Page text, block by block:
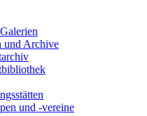
und Archive
und -vereine